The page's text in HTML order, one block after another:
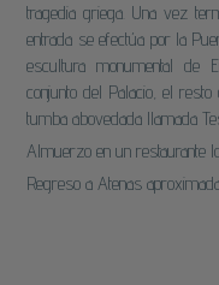
tragedia griega. Una vez
entrada se efectúa por la
escultura monumental de
conjunto del Palacio, el
tumba abovedada llamada
Almuerzo en un restaurante
Regreso a Atenas